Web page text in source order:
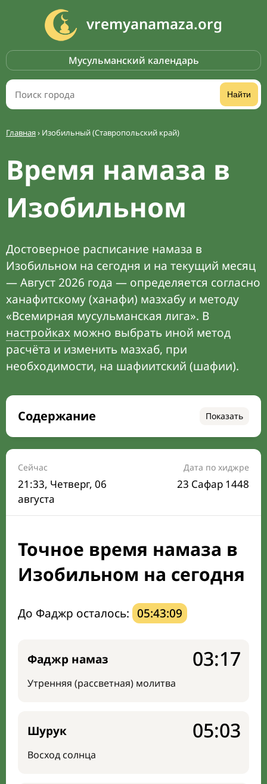
vremyanamaza.org
Мусульманский календарь
Найти
Главная› Изобильный (Ставропольский край)
Время намаза в
Изобильном
Достоверное расписание намаза в
Изобильном на сегодня и на текущий месяц
— Август 2026 года — определяется согласно
ханафитскому (ханафи) мазхабу и методу
«Всемирная мусульманская лига». В
настройках можно выбрать иной метод
расчёта и изменить мазхаб, при
необходимости, на шафиитский (шафии).
Содержание Показать
Время намаза на сегодня
Расписание на месяц
Время Сухура и Ифтара на сегодня
Календарь рамадана
Мечети и молельные комнаты
Направление киблы
Сейчас
21:33, Четверг, 06
августа
Дата по хиджре
23 Сафар 1448
Точное время намаза в
Изобильном на сегодня
До Фаджр осталось: 05:43:08
Фаджр намаз
Утренняя (рассветная) молитва
03:17
Шурук
Восход солнца
05:03